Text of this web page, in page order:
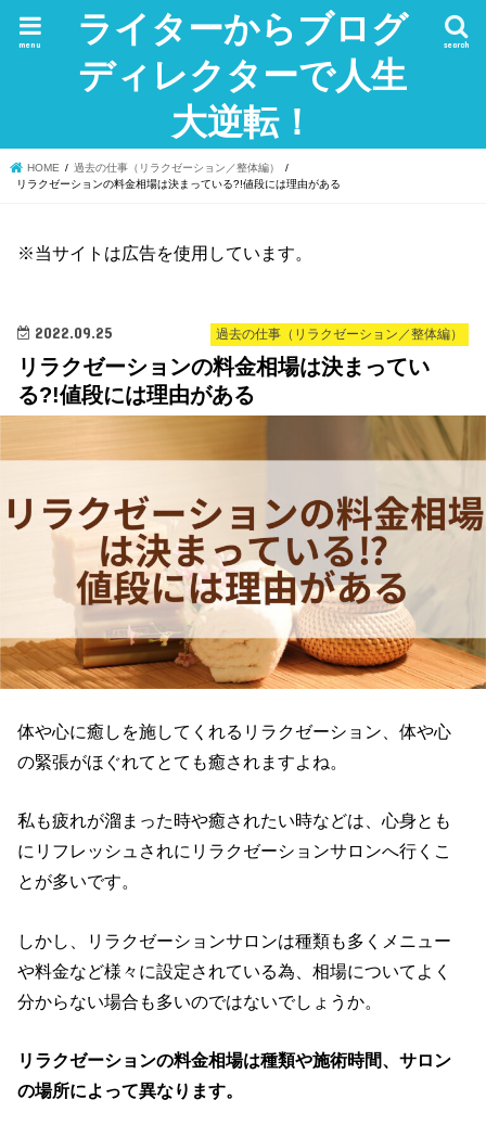
ライターからブログ
ディレクターで人生
大逆転！
search
menu
HOME
過去の仕事（リラクゼーション／整体編）
リラクゼーションの料金相場は決まっている?!値段には理由がある
※当サイトは広告を使用しています。
過去の仕事（リラクゼーション／整体編）
2022.09.25
リラクゼーションの料金相場は決まってい
る?!値段には理由がある
体や心に癒しを施してくれるリラクゼーション、体や心
の緊張がほぐれてとても癒されますよね。
私も疲れが溜まった時や癒されたい時などは、心身とも
にリフレッシュされにリラクゼーションサロンへ行くこ
とが多いです。
しかし、リラクゼーションサロンは種類も多くメニュー
や料金など様々に設定されている為、相場についてよく
分からない場合も多いのではないでしょうか。
リラクゼーションの料金相場は種類や施術時間、サロン
の場所によって異なります。